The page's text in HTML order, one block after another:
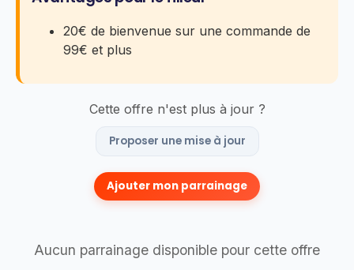
20€ de bienvenue sur une commande de
99€ et plus
Cette offre n'est plus à jour ?
Proposer une mise à jour
Ajouter mon parrainage
Aucun parrainage disponible pour cette offre